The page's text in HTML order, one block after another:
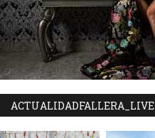
ACTUALIDADFALLERA_LIVE